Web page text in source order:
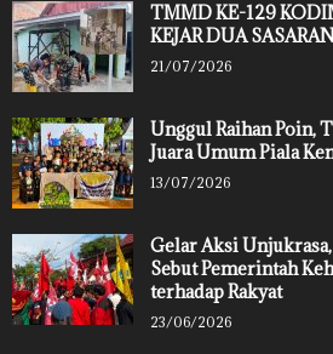
TMMD KE-129
KEJAR DUA
21/07/2026
Unggul Raihan Poin,
Juara Umum Piala
13/07/2026
Gelar Aksi
Sebut Pemerintah
terhadap Rakyat
23/06/2026